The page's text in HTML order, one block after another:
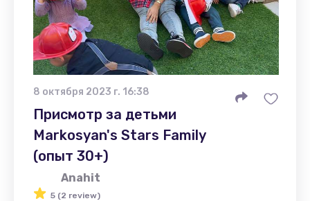
8 октября 2023 г. 16:38
Присмотр за детьми
Markosyan's Stars Family
(опыт 30+)
Anahit
5 (2 review)